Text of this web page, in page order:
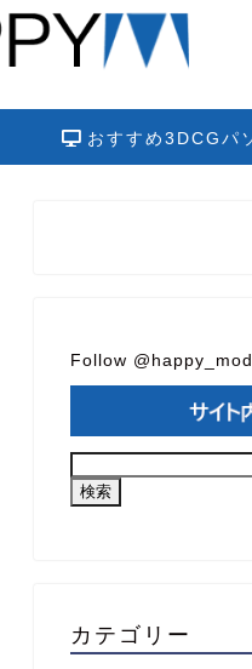
おすすめ3DCGパ
Follow
カテゴリー